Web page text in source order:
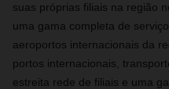
suas próprias filiais na região
uma gama completa de
aeroportos internacionais da
portos internacionais,
estreita rede de filiais e uma